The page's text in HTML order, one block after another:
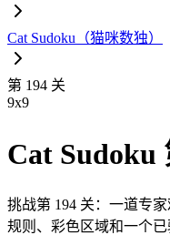
Cat Sudoku（猫咪数独）
第 194 关
9x9
Cat Sudoku
挑战第 194 关：一道专
规则、彩色区域和一个已